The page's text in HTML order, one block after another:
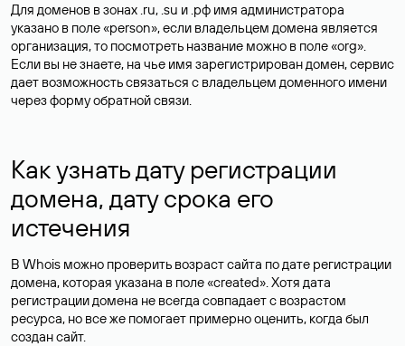
Для доменов в зонах .ru, .su и .рф имя администратора
указано в поле «person», если владельцем домена является
организация, то посмотреть название можно в поле «org».
Если вы не знаете, на чье имя зарегистрирован домен, сервис
дает возможность связаться с владельцем доменного имени
через форму обратной связи.
Как узнать дату регистрации
домена, дату срока его
истечения
В Whois можно проверить возраст сайта по дате регистрации
домена, которая указана в поле «created». Хотя дата
регистрации домена не всегда совпадает с возрастом
ресурса, но все же помогает примерно оценить, когда был
создан сайт.